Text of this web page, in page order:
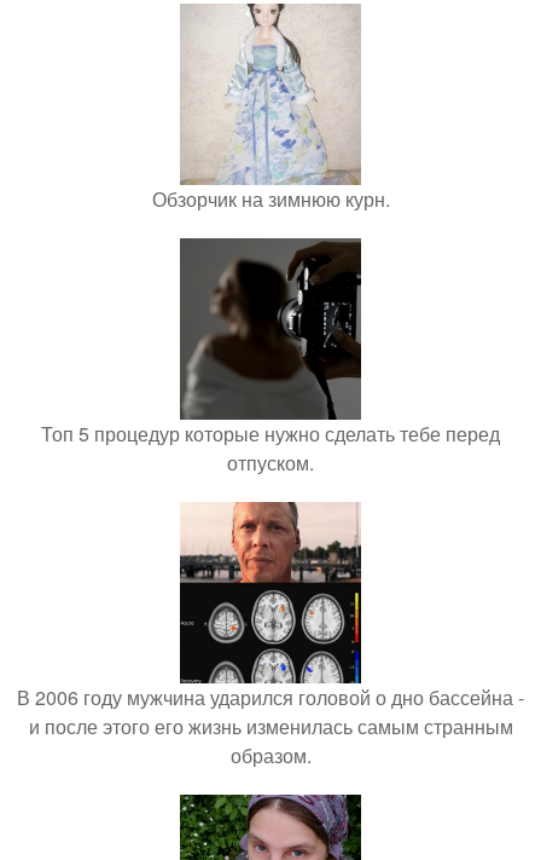
Обзорчик на зимнюю курн.
Топ 5 процедур которые нужно сделать тебе перед
отпуском.
В 2006 году мужчина ударился головой о дно бассейна -
и после этого его жизнь изменилась самым странным
образом.